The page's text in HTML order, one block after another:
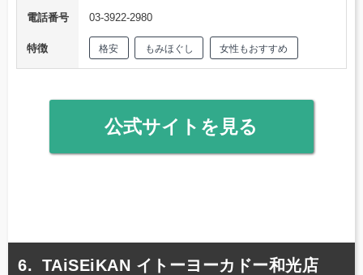
電話番号
03-3922-2980
特徴 格安 もみほぐし 女性もおすすめ
公式サイトを見る
TAiSEiKAN イトーヨーカドー和光店